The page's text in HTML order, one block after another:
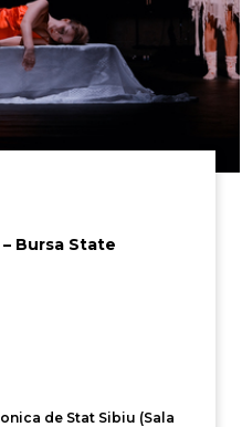
Bursa State
de Stat Sibiu (Sala